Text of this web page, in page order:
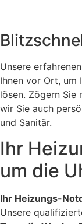
Unsere
Ihnen vor Ort, um
lösen. Zögern Sie
wir Sie auch
und Sanitär.
Ihr
um die
Ihr Heizungs-
Unsere